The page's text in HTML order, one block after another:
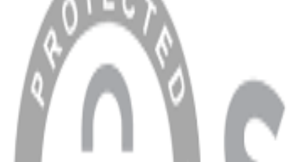
Blog
MÜŞTERİ HİZMETLERİ
Hesabım
Sipariş Sorgulama
Banka Hesap Bilgileri
YARDIM VE DESTEK
Ödeme ve Teslimat Şartları
Garanti ve İade Şartları